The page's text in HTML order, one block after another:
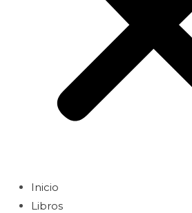
Inicio
Libros